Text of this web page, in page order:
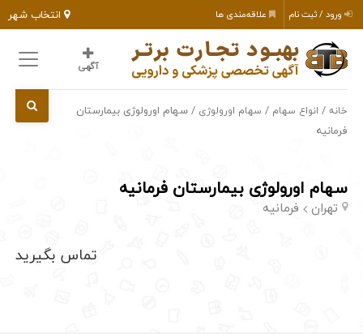
انتخاب شهر ورود / ثبت نام علاقه‌مندی ها
آگهی
خانه / انواع سهام / سهام اورولوژی / سهام اورولوژی بیمارستان
فرمانیه
سهام اورولوژی بیمارستان فرمانیه
تهران فرمانیه
تماس بگیرید